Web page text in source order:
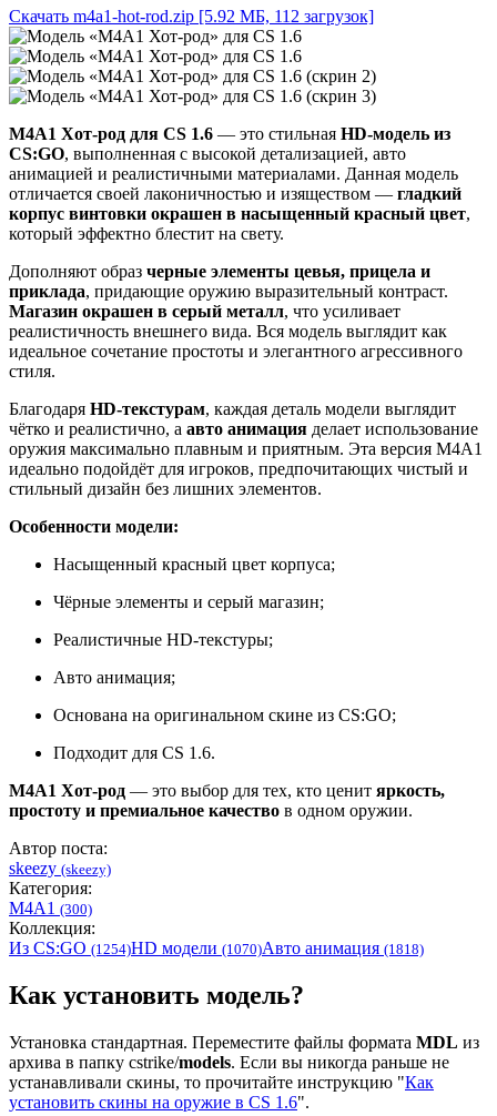
Скачать m4a1-hot-rod.zip [5.92 МБ, 112 загрузок]
M4A1 Хот-род для CS 1.6 — это стильная HD-модель из
CS:GO, выполненная с высокой детализацией, авто
анимацией и реалистичными материалами. Данная модель
отличается своей лаконичностью и изяществом — гладкий
корпус винтовки окрашен в насыщенный красный цвет,
который эффектно блестит на свету.
Дополняют образ черные элементы цевья, прицела и
приклада, придающие оружию выразительный контраст.
Магазин окрашен в серый металл, что усиливает
реалистичность внешнего вида. Вся модель выглядит как
идеальное сочетание простоты и элегантного агрессивного
стиля.
Благодаря HD-текстурам, каждая деталь модели выглядит
чётко и реалистично, а авто анимация делает использование
оружия максимально плавным и приятным. Эта версия M4A1
идеально подойдёт для игроков, предпочитающих чистый и
стильный дизайн без лишних элементов.
Особенности модели:
Насыщенный красный цвет корпуса;
Чёрные элементы и серый магазин;
Реалистичные HD-текстуры;
Авто анимация;
Основана на оригинальном скине из CS:GO;
Подходит для CS 1.6.
M4A1 Хот-род — это выбор для тех, кто ценит яркость,
простоту и премиальное качество в одном оружии.
Автор поста:
skeezy (skeezy)
Категория:
M4A1 (300)
Коллекция:
Из CS:GO (1254)HD модели (1070)Авто анимация (1818)
Как установить модель?
Установка стандартная. Переместите файлы формата MDL из
архива в папку cstrike/models. Если вы никогда раньше не
устанавливали скины, то прочитайте инструкцию "Как
установить скины на оружие в CS 1.6".